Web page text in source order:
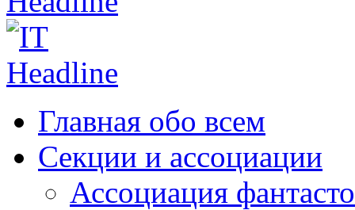
Главная обо всем
Секции и ассоциации
Ассоциация